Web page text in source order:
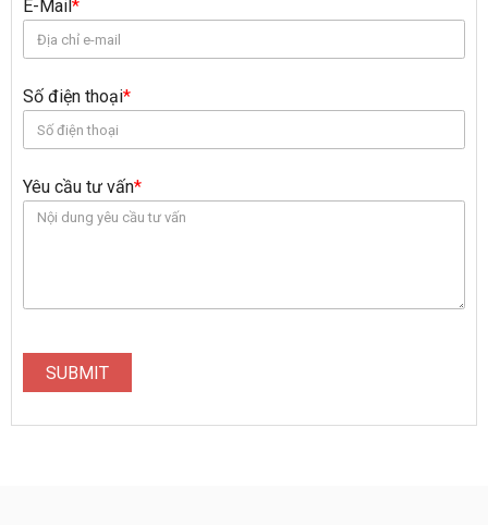
E-Mail *
Số điện thoại*
Yêu cầu tư vấn*
SUBMIT